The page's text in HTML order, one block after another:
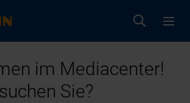
im Mediacenter!
Sie?